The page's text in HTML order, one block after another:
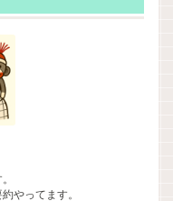
やってます。